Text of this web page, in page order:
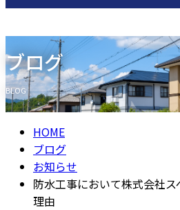
ブログ
BLOG
HOME
ブログ
お知らせ
防水工事において株式会社
理由